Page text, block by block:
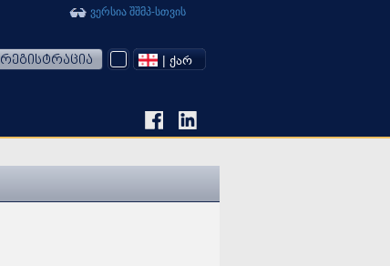
ვერსია შშმპ-სთვის
რეგისტრაცია | ᲥᲐᲠ